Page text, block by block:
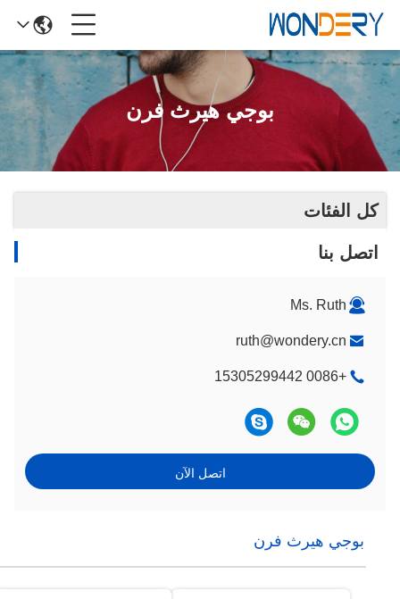
بوجي هيرث فرن
كل الفئات
اتصل بنا
Ms. Ruth
ruth@wondery.cn
+0086 15305299442
اتصل الآن
بوجي هيرث فرن